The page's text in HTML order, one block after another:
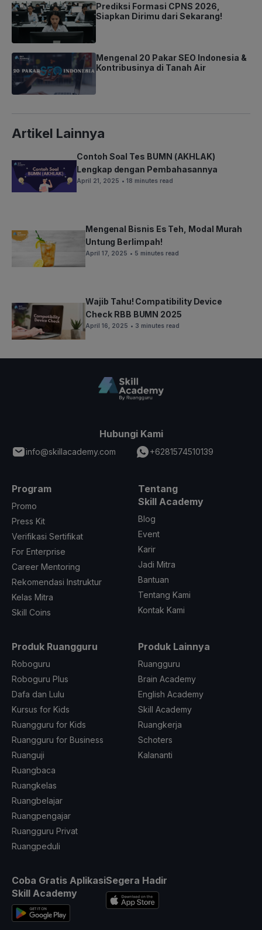
Prediksi Formasi CPNS 2026,
Siapkan Dirimu dari Sekarang!
Mengenal 20 Pakar SEO Indonesia &
Kontribusinya di Tanah Air
Artikel Lainnya
Contoh Soal Tes BUMN (AKHLAK)
Lengkap dengan Pembahasannya
April 21, 2025 • 18 minutes read
Mengenal Bisnis Es Teh, Modal Murah
Untung Berlimpah!
April 17, 2025 • 5 minutes read
Wajib Tahu! Compatibility Device
Check RBB BUMN 2025
April 16, 2025 • 3 minutes read
Hubungi Kami
info@skillacademy.com +6281574510139
Program
Promo
Press Kit
Verifikasi Sertifikat
For Enterprise
Career Mentoring
Rekomendasi Instruktur
Kelas Mitra
Skill Coins
Tentang
Skill Academy
Blog
Event
Karir
Jadi Mitra
Bantuan
Tentang Kami
Kontak Kami
Produk Ruangguru
Roboguru
Roboguru Plus
Dafa dan Lulu
Kursus for Kids
Ruangguru for Kids
Ruangguru for Business
Ruanguji
Ruangbaca
Ruangkelas
Ruangbelajar
Ruangpengajar
Ruangguru Privat
Ruangpeduli
Produk Lainnya
Ruangguru
Brain Academy
English Academy
Skill Academy
Ruangkerja
Schoters
Kalananti
Coba Gratis Aplikasi
Skill Academy
Segera Hadir